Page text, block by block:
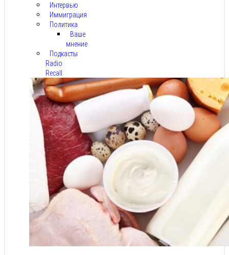
Интервью
Иммиграция
Политика
Ваше
мнение
Подкасты
Radio
Recall